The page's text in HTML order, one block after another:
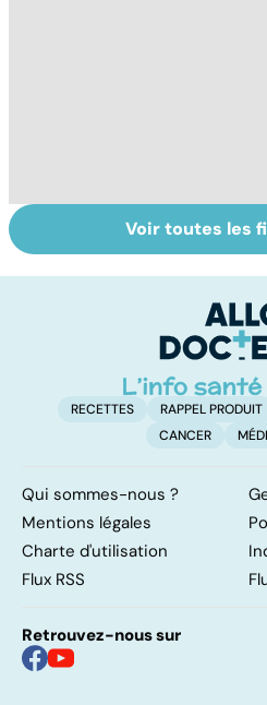
Narcolepsie : des
crises de
Voir toutes les
RECETTES RAPPEL PRODUIT
CANCER
Qui sommes-nous ?
Mentions légales
Charte d'utilisation
Flux RSS
Retrouvez-nous sur